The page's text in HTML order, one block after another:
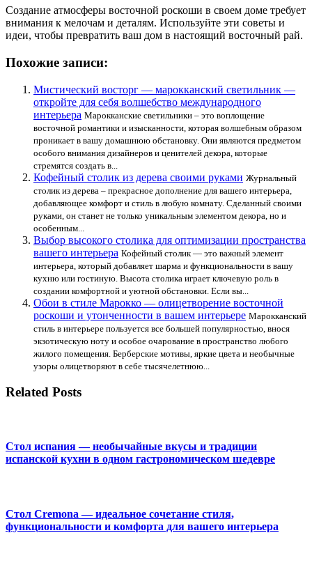
Создание атмосферы восточной роскоши в своем доме требует
внимания к мелочам и деталям. Используйте эти советы и
идеи, чтобы превратить ваш дом в настоящий восточный рай.
Похожие записи:
Мистический восторг — марокканский светильник —
откройте для себя волшебство международного
интерьера Марокканские светильники – это воплощение
восточной романтики и изысканности, которая волшебным образом
проникает в вашу домашнюю обстановку. Они являются предметом
особого внимания дизайнеров и ценителей декора, которые
стремятся создать в...
Кофейный столик из дерева своими руками Журнальный
столик из дерева – прекрасное дополнение для вашего интерьера,
добавляющее комфорт и стиль в любую комнату. Сделанный своими
руками, он станет не только уникальным элементом декора, но и
особенным...
Выбор высокого столика для оптимизации пространства
вашего интерьера Кофейный столик — это важный элемент
интерьера, который добавляет шарма и функциональности в вашу
кухню или гостиную. Высота столика играет ключевую роль в
создании комфортной и уютной обстановки. Если вы...
Обои в стиле Марокко — олицетворение восточной
роскоши и утонченности в вашем интерьере Марокканский
стиль в интерьере пользуется все большей популярностью, внося
экзотическую ноту и особое очарование в пространство любого
жилого помещения. Берберские мотивы, яркие цвета и необычные
узоры олицетворяют в себе тысячелетнюю...
Related Posts
Стол испания — необычайные вкусы и традиции
испанской кухни в одном гастрономическом шедевре
Стол Cremona — идеальное сочетание стиля,
функциональности и комфорта для вашего интерьера